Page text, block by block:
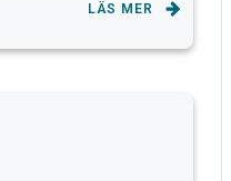
LÄS MER